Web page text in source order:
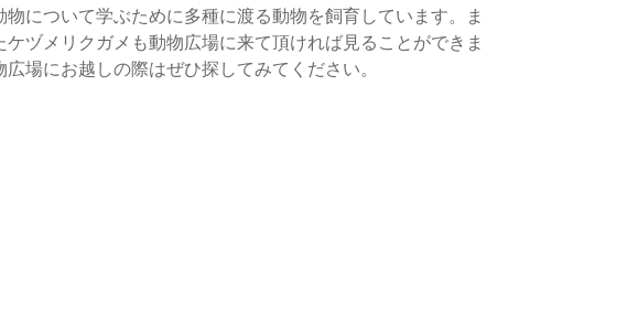
について学ぶために多種に渡る動物を飼育しています。ま
ヅメリクガメも動物広場に来て頂ければ見ることができま
場にお越しの際はぜひ探してみてください。